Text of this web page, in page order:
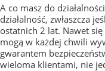
A co masz do
działalność, zwłaszcza
ostatnich 2 lat. Nawet
mogą w każdej chwili
gwarantem
wieloma klientami, nie